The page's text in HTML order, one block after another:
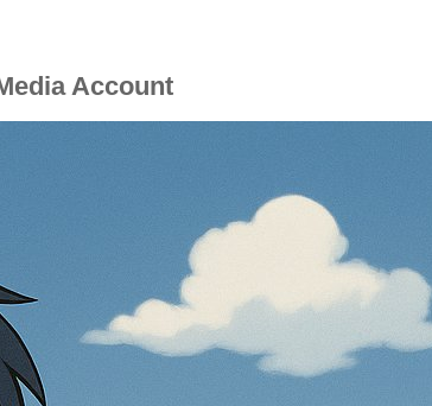
Account